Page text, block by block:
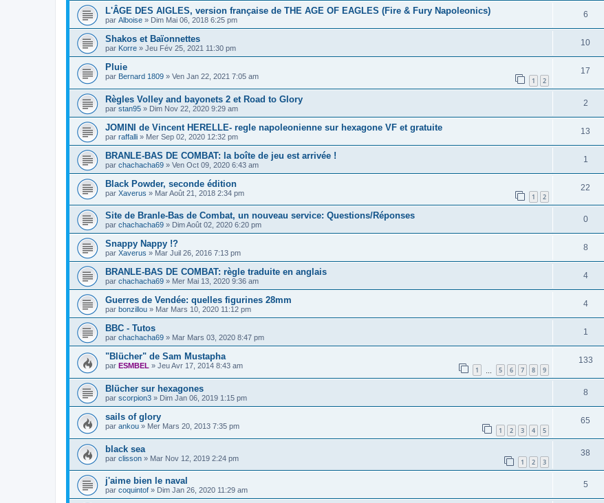
L'ÂGE DES AIGLES, version française de THE AGE OF EAGLES (Fire & Fury Napoleonics)
par Alboise » Dim Mai 06, 2018 6:25 pm
6
Shakos et Baïonnettes
par Korre » Jeu Fév 25, 2021 11:30 pm
10
Pluie
par Bernard 1809 » Ven Jan 22, 2021 7:05 am 1 2
17
Règles Volley and bayonets 2 et Road to Glory
par stan95 » Dim Nov 22, 2020 9:29 am
2
JOMINI de Vincent HERELLE- regle napoleonienne sur hexagone VF et gratuite
par raffalli » Mer Sep 02, 2020 12:32 pm
13
BRANLE-BAS DE COMBAT: la boîte de jeu est arrivée !
par chachacha69 » Ven Oct 09, 2020 6:43 am
1
Black Powder, seconde édition
par Xaverus » Mar Août 21, 2018 2:34 pm 1 2
22
Site de Branle-Bas de Combat, un nouveau service: Questions/Réponses
par chachacha69 » Dim Août 02, 2020 6:20 pm
0
Snappy Nappy !?
par Xaverus » Mar Juil 26, 2016 7:13 pm
8
BRANLE-BAS DE COMBAT: règle traduite en anglais
par chachacha69 » Mer Mai 13, 2020 9:36 am
4
Guerres de Vendée: quelles figurines 28mm
par bonzillou » Mar Mars 10, 2020 11:12 pm
4
BBC - Tutos
par chachacha69 » Mar Mars 03, 2020 8:47 pm
1
"Blücher" de Sam Mustapha
par ESMBEL » Jeu Avr 17, 2014 8:43 am 1 5 6 7 8 9
133
Blücher sur hexagones
par scorpion3 » Dim Jan 06, 2019 1:15 pm
8
sails of glory
par ankou » Mer Mars 20, 2013 7:35 pm 1 2 3 4 5
65
black sea
par clisson » Mar Nov 12, 2019 2:24 pm 1 2 3
38
j'aime bien le naval
par coquintof » Dim Jan 26, 2020 11:29 am
5